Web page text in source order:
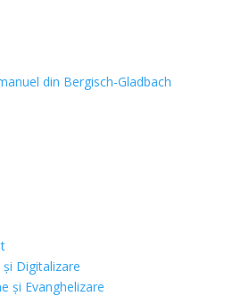
Digitalizare
și Evanghelizare